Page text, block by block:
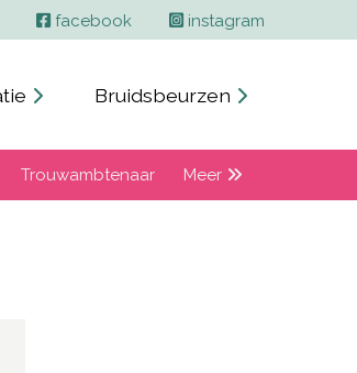
facebook instagram
Bruidsbeurzen
Trouwambtenaar Meer